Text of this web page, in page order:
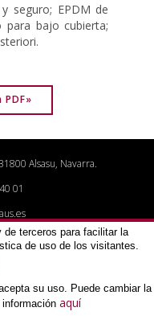
seguro; EPDM de
para bajo cubierta;
Alsasu, Navarra.
01
terceros para facilitar la
de uso de los visitantes.
su uso. Puede cambiar la
aquí